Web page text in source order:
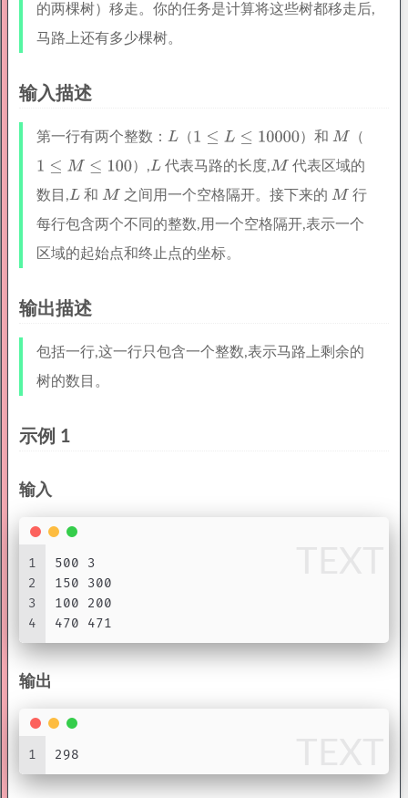
的两棵树）移走。你的任务是计算将这些树都移走后,
马路上还有多少棵树。
输入描述
第一行有两个整数： （ ）和
（
）,
代表马路的长度,
代表区域的
数目,
和 之间用一个空格隔开。接下来的
行
每行包含两个不同的整数,用一个空格隔开,表示一个
区域的起始点和终止点的坐标。
输出描述
包括一行,这一行只包含一个整数,表示马路上剩余的
树的数目。
示例 1
输入
1
2
3
4
500 3
150 300
100 200
470 471
输出
1 298